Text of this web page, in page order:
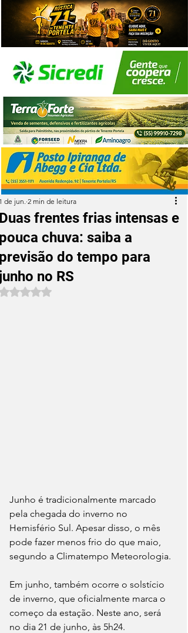
frentes frias intensas e
chuva: saiba a
do tempo para
no RS
de jun. 2 min de leitura
Avaliado com NaN de 5 estrelas.
Junho é tradicionalmente marcado
pela chegada do inverno no
Hemisfério Sul. Apesar disso, o mês
pode fazer menos frio do que maio,
segundo a Climatempo Meteorologia.
Em junho, também ocorre o solstício
de inverno, que oficialmente marca o
começo da estação. Neste ano, será
no dia 21 de junho, às 5h24.